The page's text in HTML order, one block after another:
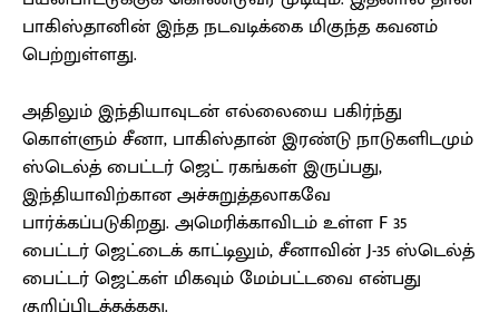
பாகிஸ்தானின் இந்த நடவடிக்கை மிகுந்த கவனம்
பெற்றுள்ளது.
அதிலும் இந்தியாவுடன் எல்லையை பகிர்ந்து
கொள்ளும் சீனா, பாகிஸ்தான் இரண்டு நாடுகளிடமும்
ஸ்டெல்த் பைட்டர் ஜெட் ரகங்கள் இருப்பது,
இந்தியாவிற்கான அச்சுறுத்தலாகவே
பார்க்கப்படுகிறது. அமெரிக்காவிடம் உள்ள F 35
பைட்டர் ஜெட்டைக் காட்டிலும், சீனாவின் J-35 ஸ்டெல்த்
பைட்டர் ஜெட்கள் மிகவும் மேம்பட்டவை என்பது